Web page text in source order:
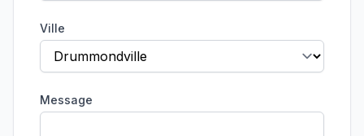
Ville
Message